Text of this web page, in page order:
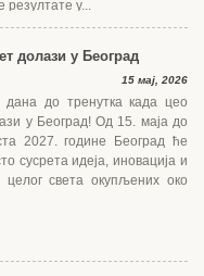
резултате у...
долази у Београд
15 мај, 2026
до тренутка када цео
у Београд! Од 15. маја до
2027. године Београд ће
сусрета идеја, иновација и
света окупљених око